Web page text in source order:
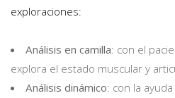
exploraciones:
Análisis en camilla: con el
explora el estado muscular y
Análisis dinámico: con la